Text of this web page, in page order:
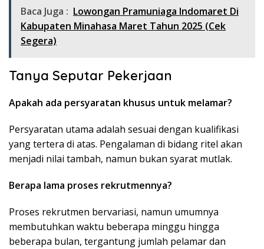
Baca Juga : Lowongan Pramuniaga Indomaret Di
Kabupaten Minahasa Maret Tahun 2025 (Cek
Segera)
Tanya Seputar Pekerjaan
Apakah ada persyaratan khusus untuk melamar?
Persyaratan utama adalah sesuai dengan kualifikasi
yang tertera di atas. Pengalaman di bidang ritel akan
menjadi nilai tambah, namun bukan syarat mutlak.
Berapa lama proses rekrutmennya?
Proses rekrutmen bervariasi, namun umumnya
membutuhkan waktu beberapa minggu hingga
beberapa bulan, tergantung jumlah pelamar dan